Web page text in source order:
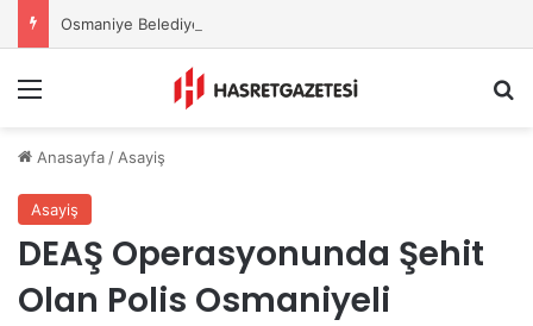
Osmaniye Belediyesi’nden Sahte Aramalara Kritik Uyarı
Anasayfa / Asayiş
Asayiş
DEAŞ Operasyonunda Şehit
Olan Polis Osmaniyeli